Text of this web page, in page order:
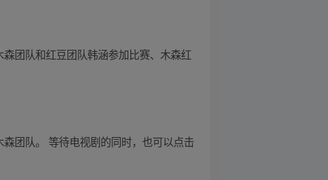
团队和红豆团队韩涵参加比赛、木森红
团队。 等待电视剧的同时，也可以点击